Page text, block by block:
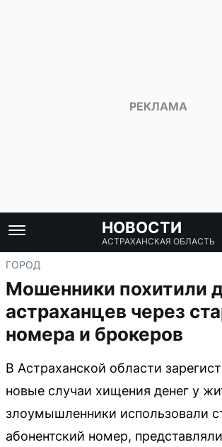
НОВОСТИ
АСТРАХАНСКАЯ ОБЛАСТЬ
ГОРОД
Мошенники похитили
астраханцев через
номера и брокеров
В Астраханской области
новые случаи хищения денег у
злоумышленники использовали
абонентский номер,